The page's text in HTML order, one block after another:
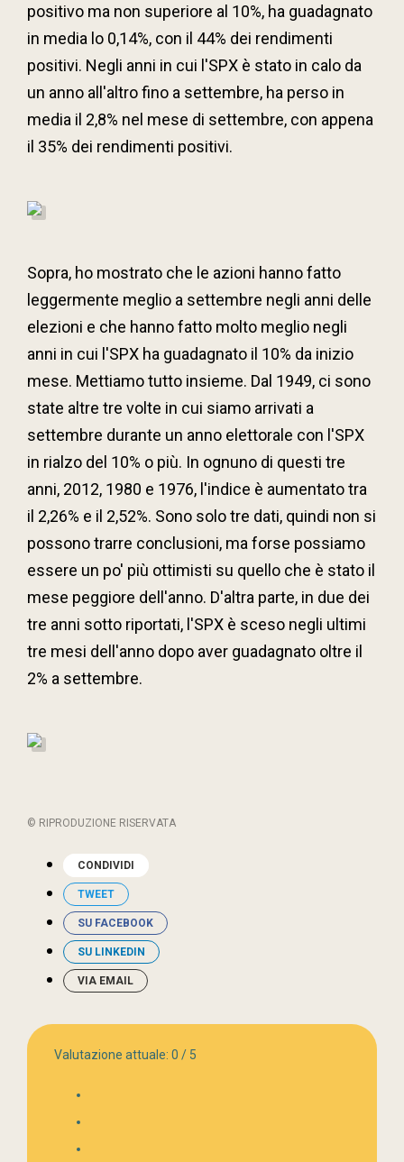
positivo ma non superiore al 10%, ha guadagnato
in media lo 0,14%, con il 44% dei rendimenti
positivi. Negli anni in cui l'SPX è stato in calo da
un anno all'altro fino a settembre, ha perso in
media il 2,8% nel mese di settembre, con appena
il 35% dei rendimenti positivi.
Sopra, ho mostrato che le azioni hanno fatto
leggermente meglio a settembre negli anni delle
elezioni e che hanno fatto molto meglio negli
anni in cui l'SPX ha guadagnato il 10% da inizio
mese. Mettiamo tutto insieme. Dal 1949, ci sono
state altre tre volte in cui siamo arrivati a
settembre durante un anno elettorale con l'SPX
in rialzo del 10% o più. In ognuno di questi tre
anni, 2012, 1980 e 1976, l'indice è aumentato tra
il 2,26% e il 2,52%. Sono solo tre dati, quindi non si
possono trarre conclusioni, ma forse possiamo
essere un po' più ottimisti su quello che è stato il
mese peggiore dell'anno. D'altra parte, in due dei
tre anni sotto riportati, l'SPX è sceso negli ultimi
tre mesi dell'anno dopo aver guadagnato oltre il
2% a settembre.
© RIPRODUZIONE RISERVATA
CONDIVIDI
TWEET
SU FACEBOOK
SU LINKEDIN
VIA EMAIL
Valutazione attuale: 0 / 5